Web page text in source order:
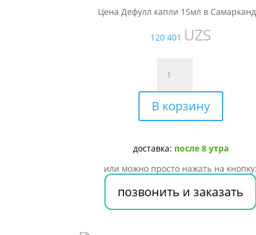
Цена Дефулл капли 15мл в
120 401 UZS
товара
Дефулл
капли
15мл
В корзину
доставка: после 8 утра
или можно просто нажать на кнопку:
позвонить и заказать